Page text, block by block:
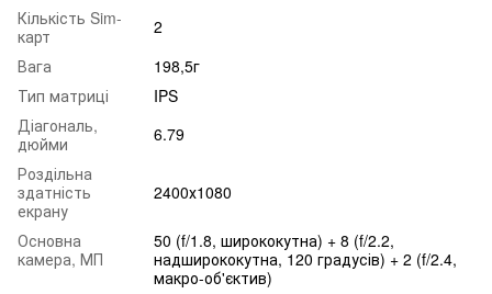
Кількість Sim-
карт
2
Вага
198,5г
Тип матриці
IPS
Діагональ,
дюйми
6.79
Роздільна
здатність
екрану
2400х1080
Основна
камера, МП
50 (f/1.8, ширококутна) + 8 (f/2.2,
надширококутна, 120 градусів) + 2 (f/2.4,
макро-об'єктив)